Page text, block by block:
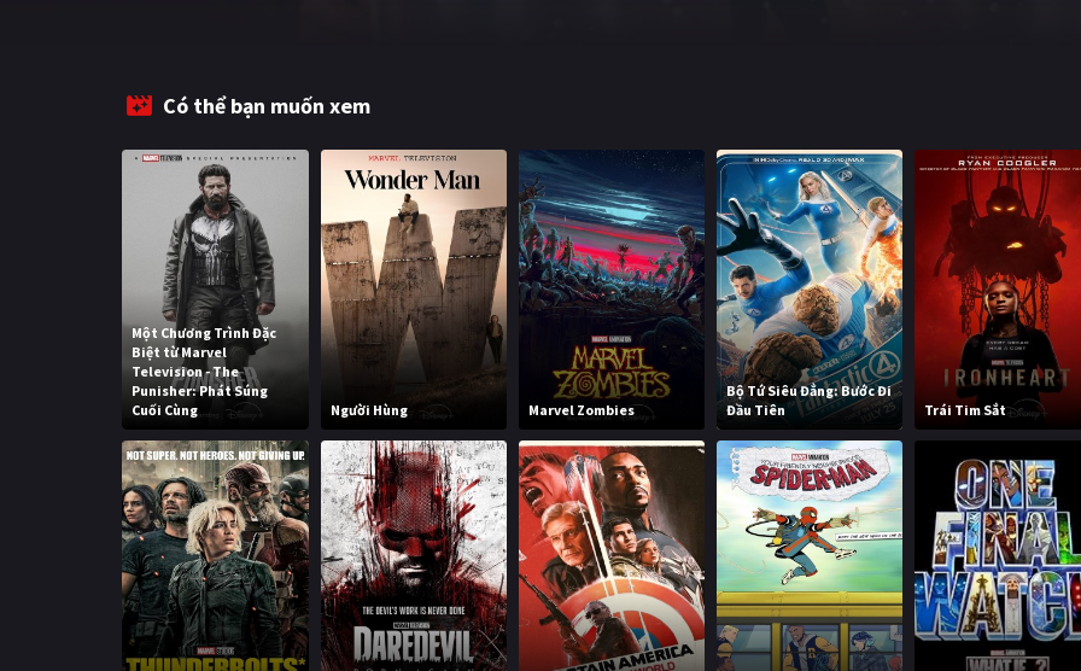
Có thể bạn muốn xem
Một Chương Trình Đặc
Biệt từ Marvel
Television - The
Punisher: Phát Súng
Cuối Cùng
Người Hùng Marvel Zombies
Bộ Tứ Siêu Đẳng: Bước Đi
Đầu Tiên
Trái Tim Sắt